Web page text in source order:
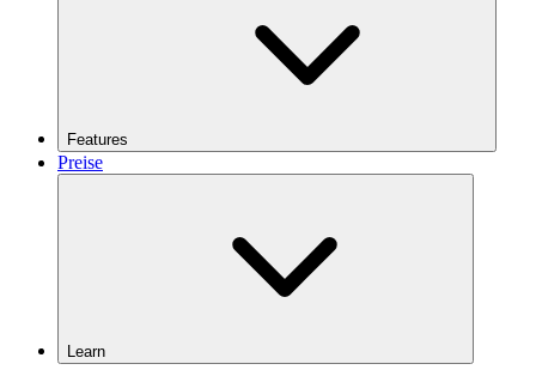
Features
Preise
Learn